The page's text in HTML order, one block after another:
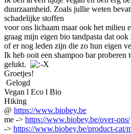
duurzaamheid. Zoals jullie weten
schadelijke stoffen
voor ons lichaam maar ook het milieu
graag mijn eigen bio tandpasta dat
of er nog leden zijn die zo hun eigen
Ik heb ooit een shampoo bar proberen
gelukt.
Groetjes!
Gelogd
Vegan l Eco l Bio
Hiking
@ https://www.biobey.be
me -> https://www.biobey.be/over-ons/
-> https://www.biobey.be/product-cat/